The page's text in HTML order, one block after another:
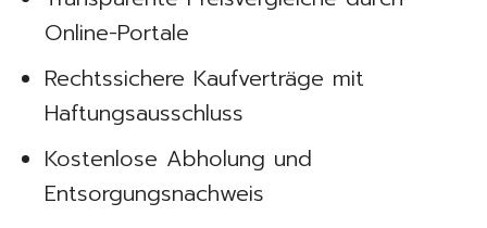
Online-Portale
Rechtssichere Kaufverträge mit
Haftungsausschluss
Kostenlose Abholung und
Entsorgungsnachweis